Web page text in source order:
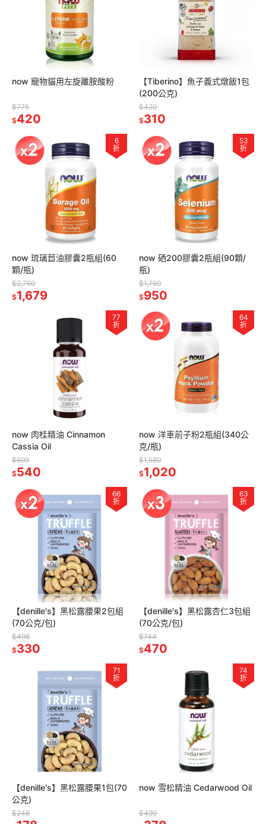
now 寵物貓用左旋離胺酸粉
$775
$420
【Tiberino】魚子義式燉飯1包
(200公克)
$420
$310
6
折
now 琉璃苣油膠囊2瓶組(60
顆/瓶)
$2,760
$1,679
53
折
now 硒200膠囊2瓶組(90顆/
瓶)
$1,760
$950
77
折
now 肉桂精油 Cinnamon
Cassia Oil
$699
$540
64
折
now 洋車前子粉2瓶組(340公
克/瓶)
$1,580
$1,020
66
折
【denille′s】黑松露腰果2包組
(70公克/包)
$496
$330
63
折
【denille′s】黑松露杏仁3包組
(70公克/包)
$744
$470
71
折
【denille′s】黑松露腰果1包(70
公克)
$248
74
折
now 雪松精油 Cedarwood Oil
$499